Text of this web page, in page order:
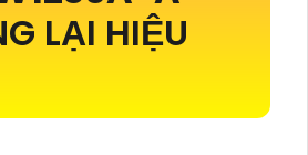
LẠI HIỆU